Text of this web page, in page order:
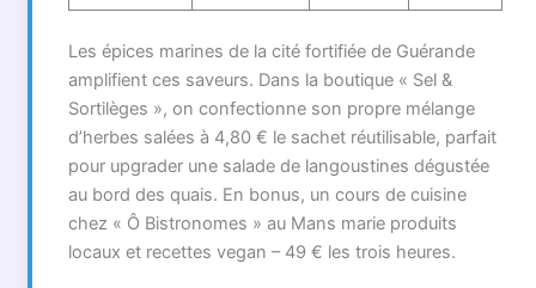
Les épices marines de la cité fortifiée de Guérande
amplifient ces saveurs. Dans la boutique « Sel &
Sortilèges », on confectionne son propre mélange
d’herbes salées à 4,80 € le sachet réutilisable, parfait
pour upgrader une salade de langoustines dégustée
au bord des quais. En bonus, un cours de cuisine
chez « Ô Bistronomes » au Mans marie produits
locaux et recettes vegan – 49 € les trois heures.